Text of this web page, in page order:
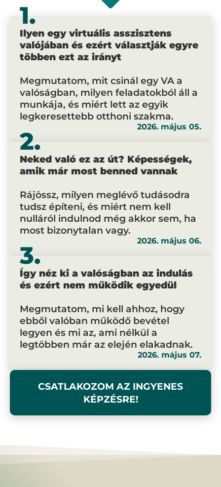
1.
Ilyen egy virtuális asszisztens
valójában és ezért választják egyre
többen ezt az irányt
Megmutatom, mit csinál egy VA a
valóságban, milyen feladatokból áll a
munkája, és miért lett az egyik
legkeresettebb otthoni szakma.
2026. május 05.
2.
Neked való ez az út? Képességek,
amik már most benned vannak
Rájössz, milyen meglévő tudásodra
tudsz építeni, és miért nem kell
nulláról indulnod még akkor sem, ha
most bizonytalan vagy.
2026. május 06.
3.
Így néz ki a valóságban az indulás
és ezért nem működik egyedül
Megmutatom, mi kell ahhoz, hogy
ebből valóban működő bevétel
legyen és mi az, ami nélkül a
legtöbben már az elején elakadnak.
2026. május 07.
CSATLAKOZOM AZ INGYENES
KÉPZÉSRE!